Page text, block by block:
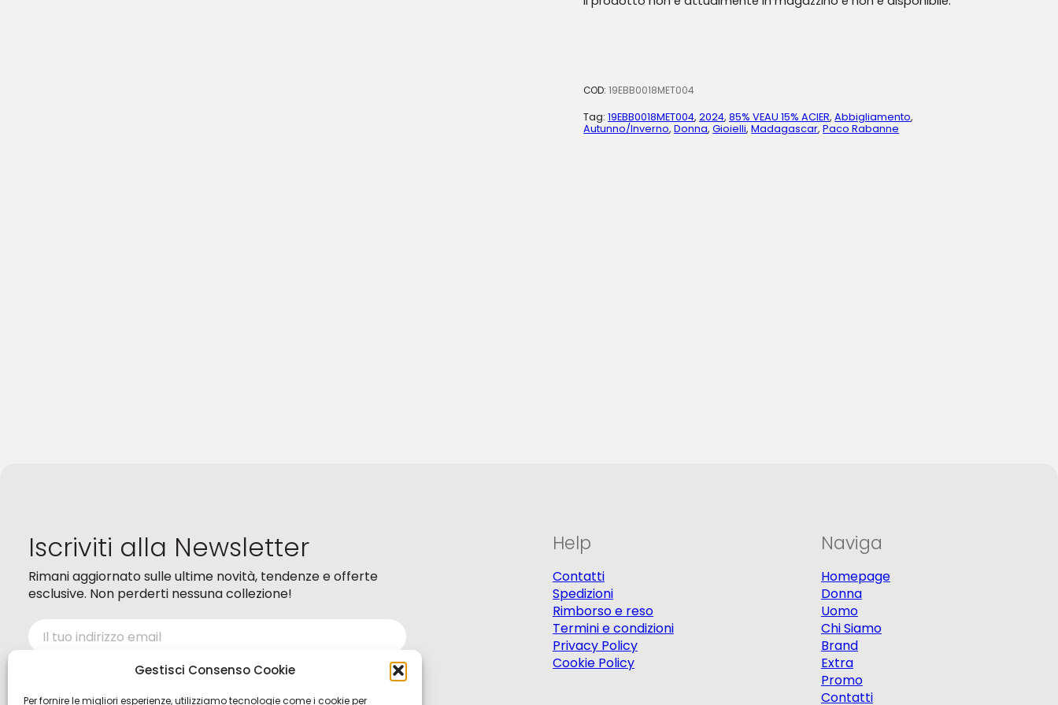
Gestisci Consenso Cookie
Per fornire le migliori esperienze, utilizziamo tecnologie come i cookie per
COD:19EBB0018MET004
Tag:19EBB0018MET004,2024,85% VEAU 15% ACIER,Abbigliamento,
Autunno/Inverno,Donna,Gioielli,Madagascar,Paco Rabanne
Iscriviti alla Newsletter
Rimani aggiornato sulle ultime novità, tendenze e offerte
esclusive. Non perderti nessuna collezione!
Ho letto ed accetto i termini della Privacy policy
Help
Contatti
Spedizioni
Rimborso e reso
Termini e condizioni
Privacy Policy
Cookie Policy
Naviga
Homepage
Donna
Uomo
Chi Siamo
Brand
Extra
Promo
Contatti